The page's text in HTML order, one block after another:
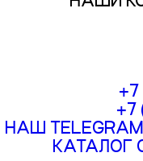
+7
НАШ
КАТАЛОГ